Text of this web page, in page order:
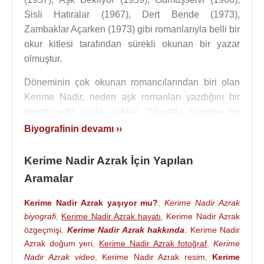
Sisli Hatıralar (1967), Dert Bende (1973),
Zambaklar Açarken (1973) gibi romanlarıyla belli bir
okur kitlesi tarafından sürekli okunan bir yazar
olmuştur.
Döneminin çok okunan romancılarından biri olan
Kerime Nadir, neden aşk romanları yazdığını bir
röportajında şöyle açıklar: "Hayatta üzerime en
fazla tesir eden ve beni yazmaya sevk eden amil,
anlayışsızlığı olmuştur." Kerime Nadir’i kimi
çevirerek kendi dünyasında sürdürmekle"
eleştirmiştir. Kimi eleştirmenlerse yazdığı
romanların geniş yığınlar tarafından kabul görmesi
nedeniyle onu "halka okuma sevgisi aşıladığı ve
okuyucuyu gerçekçi romanlara hazırladığı için"
dikkate değer bulmuştur.
Biyografinin devamı ››
Kerime Nadir Azrak İçin Yapılan
Aramalar
Kerime Nadir Azrak yaşıyor mu? ,Kerime Nadir Azrak
biyografi, Kerime Nadir Azrak hayatı
Kerime Nadir Azrak
özgeçmişi
Kerime Nadir Azrak hakkında
Kerime Nadir
Azrak doğum yeri
Kerime Nadir Azrak fotoğraf ,Kerime
Nadir Azrak video, Kerime Nadir Azrak resim
Kerime